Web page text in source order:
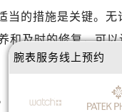
服务中心（需提前预
达翡丽售后服务中心
中心（需提前预约）
中心（需提前预约）
的措施是关键。无
及时的修复，可以
如果您还有其他关于
腕表服务线上预约